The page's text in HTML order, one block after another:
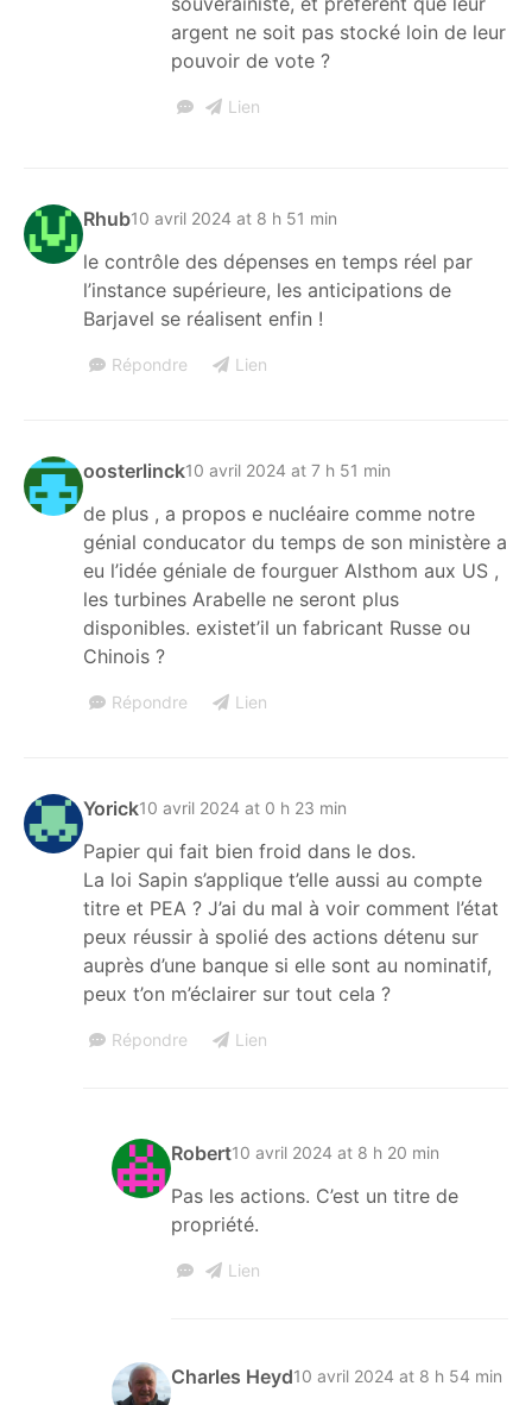
argent ne soit pas stocké loin de leur
pouvoir de vote ?
Lien
Rhub10 avril 2024 at 8 h 51 min
le contrôle des dépenses en temps réel par
l’instance supérieure, les anticipations de
Barjavel se réalisent enfin !
Répondre Lien
oosterlinck10 avril 2024 at 7 h 51 min
de plus , a propos e nucléaire comme notre
génial conducator du temps de son ministère a
eu l’idée géniale de fourguer Alsthom aux US ,
les turbines Arabelle ne seront plus
disponibles. existet’il un fabricant Russe ou
Chinois ?
Répondre Lien
Yorick10 avril 2024 at 0 h 23 min
Papier qui fait bien froid dans le dos.
La loi Sapin s’applique t’elle aussi au compte
titre et PEA ? J’ai du mal à voir comment l’état
peux réussir à spolié des actions détenu sur
auprès d’une banque si elle sont au nominatif,
peux t’on m’éclairer sur tout cela ?
Répondre Lien
Robert10 avril 2024 at 8 h 20 min
Pas les actions. C’est un titre de
propriété.
Lien
Charles Heyd10 avril 2024 at 8 h 54 min